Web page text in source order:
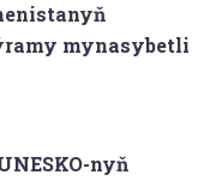
mynasybetli
nyň